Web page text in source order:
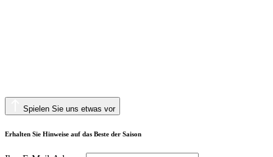
Spielen Sie uns etwas vor
Erhalten Sie Hinweise auf das Beste der Saison